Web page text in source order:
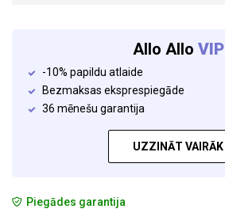
Allo Allo VIP
-10% papildu atlaide
Bezmaksas eksprespiegāde
36 mēnešu garantija
UZZINĀT VAIRĀK
Piegādes garantija